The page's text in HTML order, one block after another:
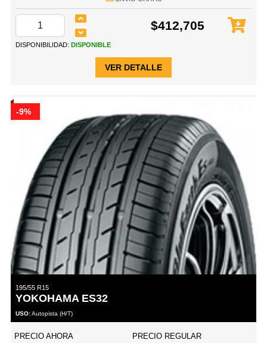
$412,705
DISPONIBILIDAD: DISPONIBLE
VER DETALLE
-9%
195/55 R15
YOKOHAMA ES32
USO:Autopista (H/T)
PRECIO AHORA PRECIO REGULAR